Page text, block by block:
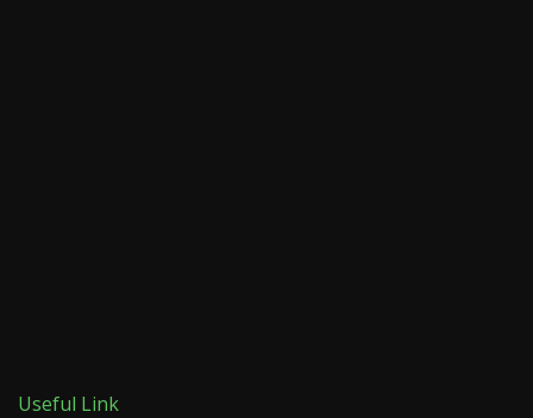
Useful Link